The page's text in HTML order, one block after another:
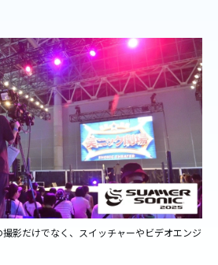
影だけでなく、スイッチャーやビデオエンジ